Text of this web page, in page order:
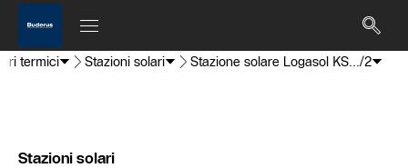
termici Stazioni solari Stazione solare Logasol KS.../2
Stazioni solari